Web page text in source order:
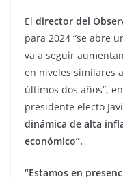
El director del
para 2024 “se abre
va a seguir
en niveles similares
últimos dos años”,
presidente electo
dinámica de alta
económico”.
“Estamos en